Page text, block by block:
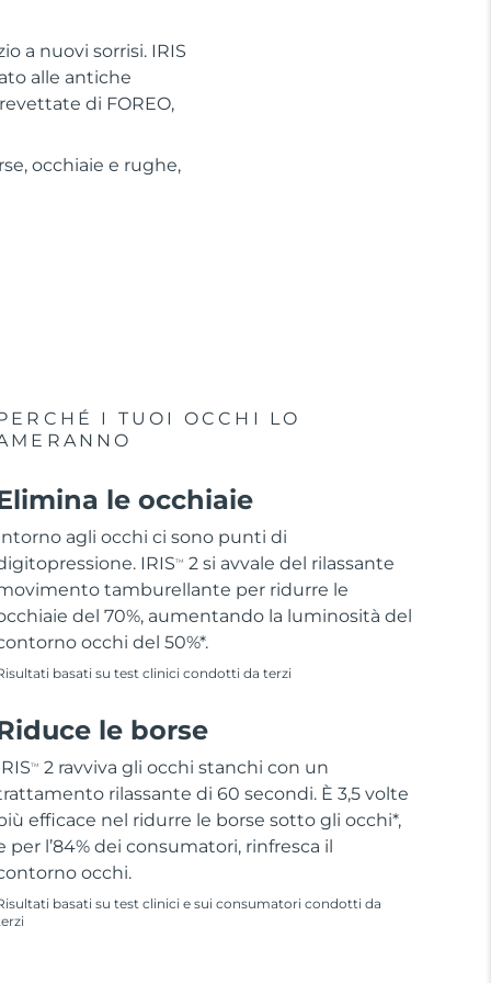
a nuovi sorrisi. IRIS
alle antiche
di FOREO,
occhiaie e rughe,
I TUOI OCCHI LO
le occhiaie
agli occhi ci sono punti di
IRISTM
2 si avvale del rilassante
tamburellante per ridurre le
del 70%, aumentando la luminosità del
occhi del 50%*.
basati su test clinici condotti da terzi
le borse
TM
2 ravviva gli occhi stanchi con un
rilassante di 60 secondi. È 3,5 volte
efficace nel ridurre le borse sotto gli occhi*,
per l’84% dei consumatori, rinfresca il
occhi.
basati su test clinici e sui consumatori condotti da